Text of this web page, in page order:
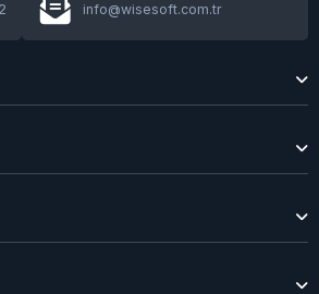
info@wisesoft.com.tr